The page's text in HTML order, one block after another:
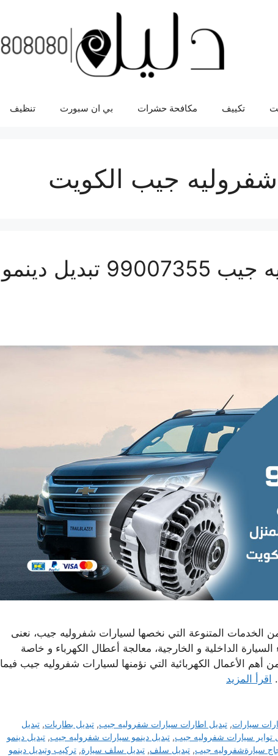
تكييف مكافحة حشرات بي ان سبورت تنظيف
جيب الكويت
دينمو سيارة شفروليه جيب 99007355 تبديل دينمو
الخدمات المتنوعة التي نخصها لسيارات شفروليه جيب، نعنى
الداخلية و الخارجية، معالجة أعطال الكهرباء و خاصة
أهم الأعمال الكهربائية التي نؤمنها لسيارات شفروليه جيب فيما
اقرأ المزيد
سيارات,تبديل اطارات سيارات شفروليه جيب,تبديل بطاريات,تبديل
تواير سيارات شفروليه جيب, تبديل دينمو سيارات شفروليه جيب, تبديل دينمو
سيارةشفروليه جيب, تبديل سلف, تبديل سلف سيارة, تركيب وتبديل دينمو